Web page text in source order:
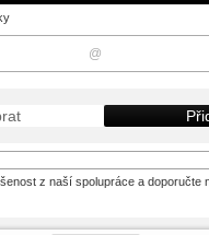
z naší spolupráce a doporučte